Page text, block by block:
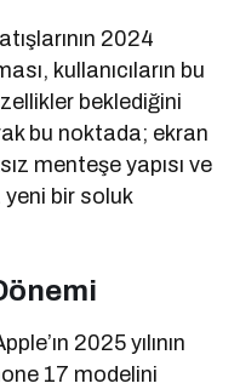
2024
kullanıcıların bu
beklediğini
bu noktada; ekran
menteşe yapısı ve
bir soluk
2025 yılının
17 modelini